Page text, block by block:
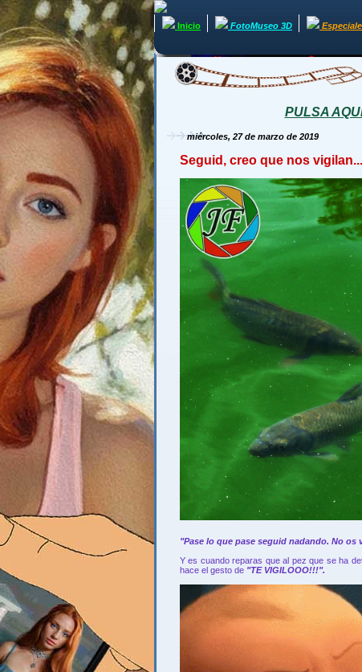
Inicio FotoMuseo 3D
PULSA
miércoles, 27 de marzo de 2019
Seguid, creo que nos vigilan...
"Pase lo que pase seguid nadando. No
Y es cuando reparas que al pez que se ha
hace el gesto de "TE VIGILOOO!!!".